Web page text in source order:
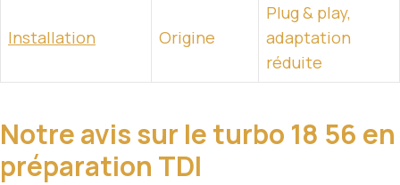
Installation Origine
Plug & play,
adaptation
réduite
Notre avis sur le turbo 18 56 en
préparation TDI